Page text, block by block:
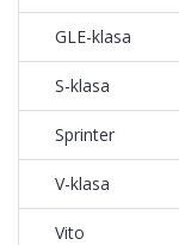
GLE-klasa
S-klasa
Sprinter
V-klasa
Vito